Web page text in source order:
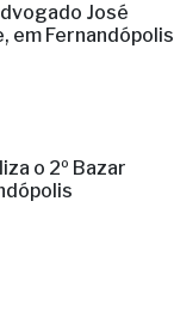
José
em Fernandópolis
o 2º Bazar